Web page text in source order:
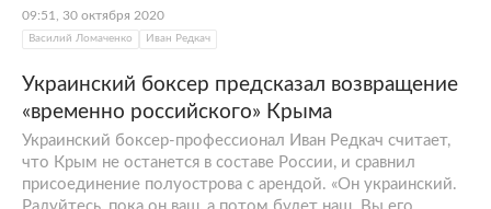
09:51, 30 октября 2020
Василий Ломаченко Иван Редкач
Украинский боксер предсказал возвращение
«временно российского» Крыма
Украинский боксер-профессионал Иван Редкач считает,
что Крым не останется в составе России, и сравнил
присоединение полуострова с арендой. «Он украинский.
Радуйтесь, пока он ваш, а потом будет наш. Вы его